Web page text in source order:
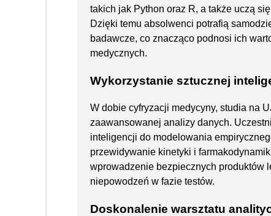
takich jak Python oraz R, a także uczą
Dzięki temu absolwenci potrafią
badawcze, co znacząco podnosi ich
medycznych.
Wykorzystanie sztucznej
W dobie cyfryzacji medycyny, studia na
zaawansowanej analizy danych.
inteligencji do modelowania
przewidywanie kinetyki i
wprowadzenie bezpiecznych produktów
niepowodzeń w fazie testów.
Doskonalenie warsztatu